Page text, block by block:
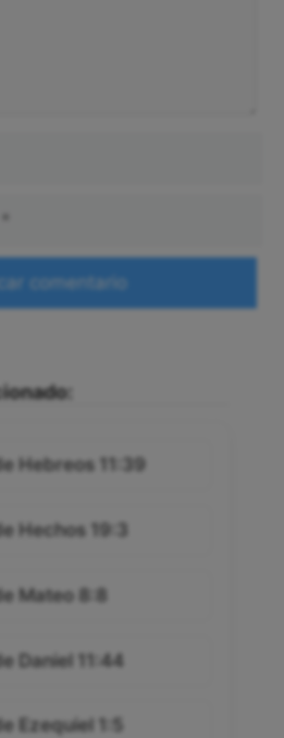
Hebreos 11:39
Hechos 19:3
Mateo 8:8
Daniel 11:44
Ezequiel 1:5